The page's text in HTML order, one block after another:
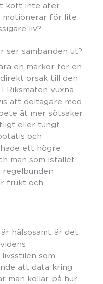
kött inte äter
motionerar för lite
liv?
ser sambanden ut?
en markör för en
orsak till den
Riksmaten vuxna
att deltagare med
åt mer sötsaker
eller tungt
och
ett högre
män som istället
frukt och
hälsosamt är det
som
att data kring
man kollar på hur